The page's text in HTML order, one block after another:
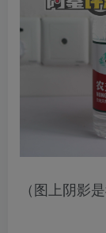
（图上阴影